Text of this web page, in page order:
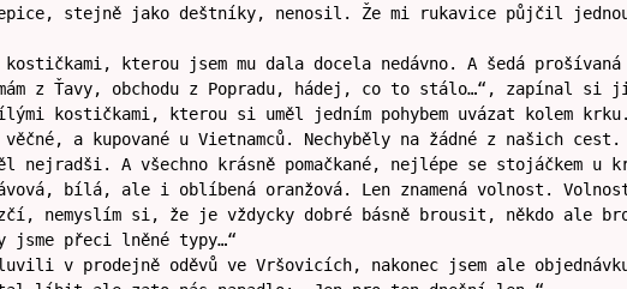
stejně jako deštníky, nenosil. Že mi rukavice půjčil
kterou jsem mu dala docela nedávno. A šedá
z Ťavy, obchodu z Popradu, hádej, co to stálo…“, zapínal si
kostičkami, kterou si uměl jedním pohybem uvázat kolem
a kupované u Vietnamců. Nechyběly na žádné z našich
A všechno krásně pomačkané, nejlépe se stojáčkem u
bílá, ale i oblíbená oranžová. Len znamená volnost. Volnost
nemyslím si, že je vždycky dobré básně brousit, někdo ale
přeci lněné typy…“
v prodejně oděvů ve Vršovicích, nakonec jsem ale